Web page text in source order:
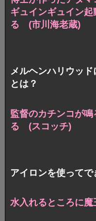
ギュインギュイン
る (市川海老蔵)
メルヘンハリウッ
とは？
監督のカチンコが鳴
る (スコッチ)
アイロンを使って
水入れるところに